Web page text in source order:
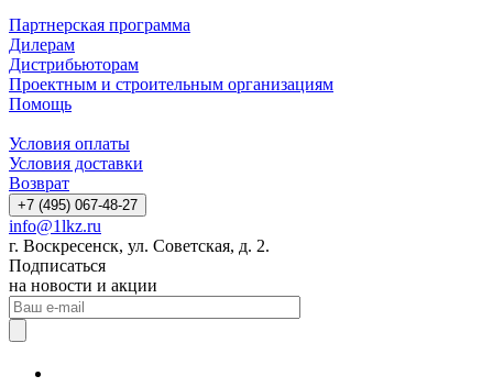
Партнерская программа
Дилерам
Дистрибьюторам
Проектным и строительным организациям
Помощь
Условия оплаты
Условия доставки
Возврат
+7 (495) 067-48-27
info@1lkz.ru
г. Воскресенск, ул. Советская, д. 2.
Подписаться
на новости и акции